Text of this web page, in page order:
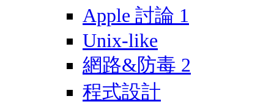
Apple 討論 1
Unix-like
網路&防毒 2
程式設計